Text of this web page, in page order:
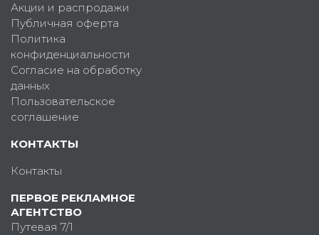
Акции и распродажи
Публичная оферта
Политика
конфиденциальности
Согласие на обработку
данных
Пользовательское
соглашение
КОНТАКТЫ
Контакты
ПЕРВОЕ РЕКЛАМНОЕ
АГЕНТСТВО
Путевая 7/1